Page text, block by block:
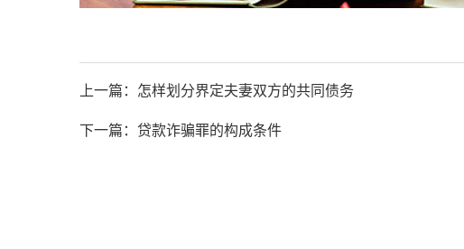
上一篇： 怎样划分界定夫妻双方的共同债务
下一篇： 贷款诈骗罪的构成条件